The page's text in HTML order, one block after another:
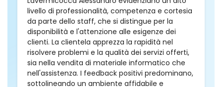
livello di professionalità, competenza e cortesia
da parte dello staff, che si distingue per la
disponibilità e l'attenzione alle esigenze dei
clienti. La clientela apprezza la rapidità nel
risolvere problemi e la qualità dei servizi offerti,
sia nella vendita di materiale informatico che
nell'assistenza. I feedback positivi predominano,
sottolineando un ambiente affidabile e